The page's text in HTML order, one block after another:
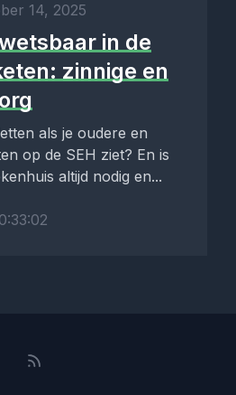
14, 2025
in de
zinnige en
als je oudere en
op de SEH ziet? En is
altijd nodig en...